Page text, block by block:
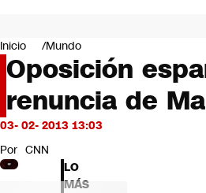
Negocios
Deportes
Programas completos
Cultura
Servicios
Bits
CNN Data
CNN tiempo
Futuro 360
Inicio Mundo
Oposición
renuncia de
03- 02- 2013 13:03
Por CNN
LO
MÁS